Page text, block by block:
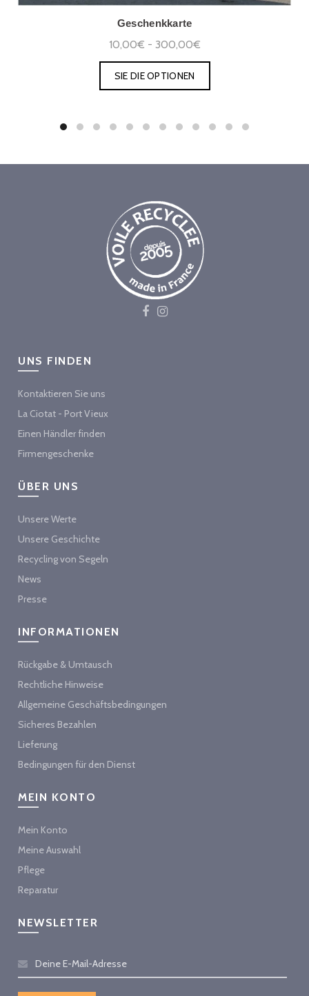
Geschenkkarte
10,00€ - 300,00€
SIE DIE OPTIONEN
UNS FINDEN
Kontaktieren Sie uns
La Ciotat - Port Vieux
Einen Händler finden
Firmengeschenke
ÜBER UNS
Unsere Werte
Unsere Geschichte
Recycling von Segeln
News
Presse
INFORMATIONEN
Rückgabe & Umtausch
Rechtliche Hinweise
Allgemeine Geschäftsbedingungen
Sicheres Bezahlen
Lieferung
Bedingungen für den Dienst
MEIN KONTO
Mein Konto
Meine Auswahl
Pflege
Reparatur
NEWSLETTER